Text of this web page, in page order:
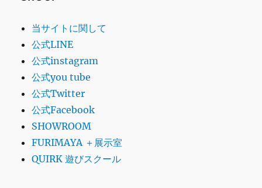
当サイトに関して
公式LINE
公式instagram
公式you tube
公式Twitter
公式Facebook
SHOWROOM
FURIMAYA ＋展示室
QUIRK 遊びスクール